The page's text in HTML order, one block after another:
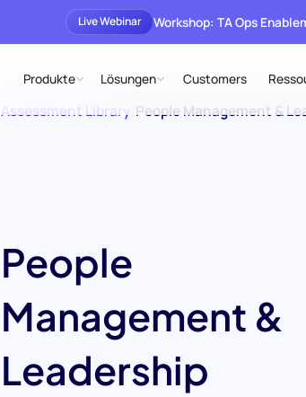
Live Webinar Workshop: TA Ops
Produkte Lösungen Customers
Assessment Library People Management &
People
Management &
Leadership